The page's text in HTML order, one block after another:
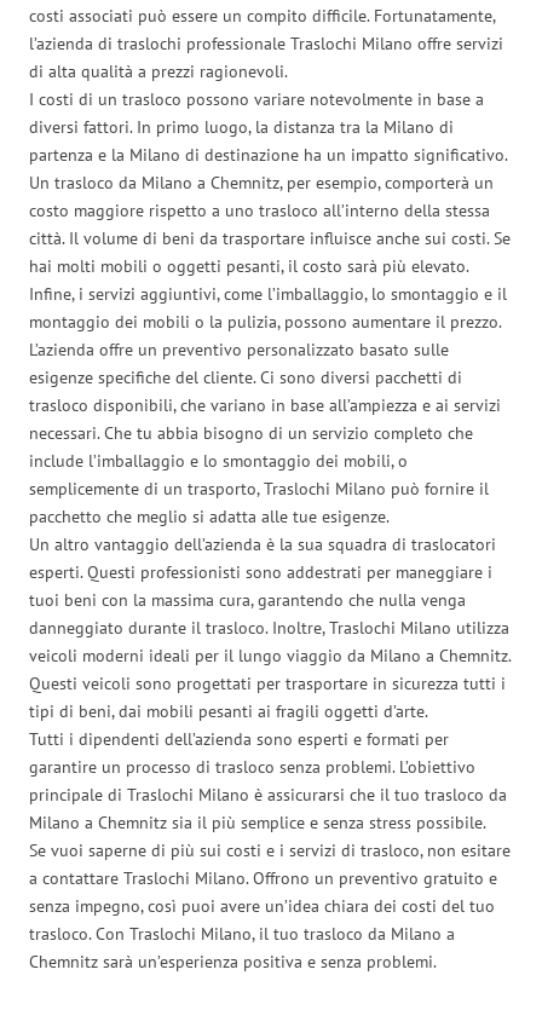
costi associati può essere un compito difficile. Fortunatamente,
l’azienda di traslochi professionale Traslochi Milano offre servizi
di alta qualità a prezzi ragionevoli.
I costi di un trasloco possono variare notevolmente in base a
diversi fattori. In primo luogo, la distanza tra la Milano di
partenza e la Milano di destinazione ha un impatto significativo.
Un trasloco da Milano a Chemnitz, per esempio, comporterà un
costo maggiore rispetto a uno trasloco all’interno della stessa
città. Il volume di beni da trasportare influisce anche sui costi. Se
hai molti mobili o oggetti pesanti, il costo sarà più elevato.
Infine, i servizi aggiuntivi, come l’imballaggio, lo smontaggio e il
montaggio dei mobili o la pulizia, possono aumentare il prezzo.
L’azienda offre un preventivo personalizzato basato sulle
esigenze specifiche del cliente. Ci sono diversi pacchetti di
trasloco disponibili, che variano in base all’ampiezza e ai servizi
necessari. Che tu abbia bisogno di un servizio completo che
include l’imballaggio e lo smontaggio dei mobili, o
semplicemente di un trasporto, Traslochi Milano può fornire il
pacchetto che meglio si adatta alle tue esigenze.
Un altro vantaggio dell’azienda è la sua squadra di traslocatori
esperti. Questi professionisti sono addestrati per maneggiare i
tuoi beni con la massima cura, garantendo che nulla venga
danneggiato durante il trasloco. Inoltre, Traslochi Milano utilizza
veicoli moderni ideali per il lungo viaggio da Milano a Chemnitz.
Questi veicoli sono progettati per trasportare in sicurezza tutti i
tipi di beni, dai mobili pesanti ai fragili oggetti d’arte.
Tutti i dipendenti dell’azienda sono esperti e formati per
garantire un processo di trasloco senza problemi. L’obiettivo
principale di Traslochi Milano è assicurarsi che il tuo trasloco da
Milano a Chemnitz sia il più semplice e senza stress possibile.
Se vuoi saperne di più sui costi e i servizi di trasloco, non esitare
a contattare Traslochi Milano. Offrono un preventivo gratuito e
senza impegno, così puoi avere un’idea chiara dei costi del tuo
trasloco. Con Traslochi Milano, il tuo trasloco da Milano a
Chemnitz sarà un’esperienza positiva e senza problemi.